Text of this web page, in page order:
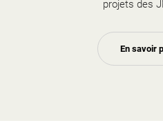
projets des
En savoir